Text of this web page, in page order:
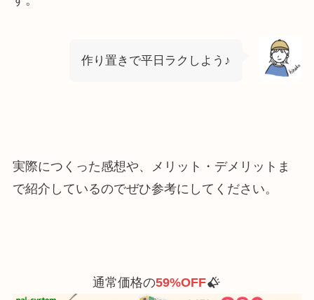
作り置きで平日ラクしよう♪
実際につくった感想や、メリット・デメリットま
で紹介しているのでぜひ参考にしてください。
通常価格の59%OFF